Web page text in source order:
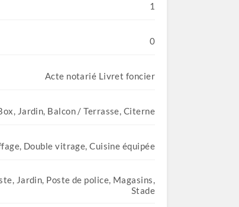
1
0
Acte notarié Livret foncier
Jardin, Balcon / Terrasse, Citerne
Double vitrage, Cuisine équipée
Jardin, Poste de police, Magasins,
Stade